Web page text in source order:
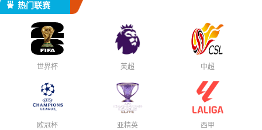
热门联赛
世界杯 英超 中超
欧冠杯 亚精英 西甲